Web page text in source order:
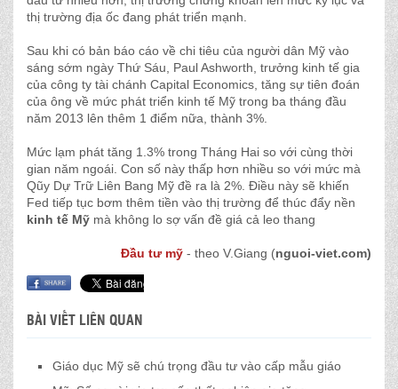
thị trường địa ốc đang phát triển mạnh.
Sau khi có bản báo cáo về chi tiêu của người dân Mỹ vào
sáng sớm ngày Thứ Sáu, Paul Ashworth, trưởng kinh tế gia
của công ty tài chánh Capital Economics, tăng sự tiên đoán
của ông về mức phát triển kinh tế Mỹ trong ba tháng đầu
năm 2013 lên thêm 1 điểm nữa, thành 3%.
Mức lạm phát tăng 1.3% trong Tháng Hai so với cùng thời
gian năm ngoái. Con số này thấp hơn nhiều so với mức mà
Qũy Dự Trữ Liên Bang Mỹ đề ra là 2%. Điều này sẽ khiến
Fed tiếp tục bơm thêm tiền vào thị trường để thúc đẩy nền
kinh tế Mỹ mà không lo sợ vấn đề giá cả leo thang
Đầu tư mỹ - theo V.Giang (nguoi-viet.com)
BÀI VIẾT LIÊN QUAN
Giáo dục Mỹ sẽ chú trọng đầu tư vào cấp mẫu giáo